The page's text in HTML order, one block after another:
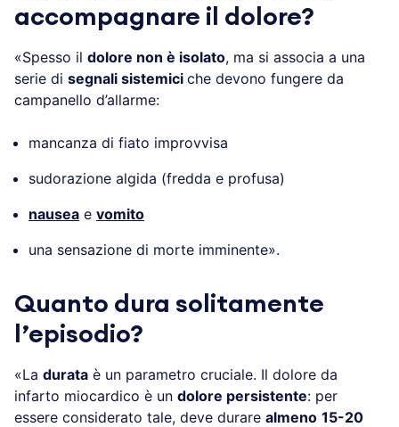
accompagnare il dolore?
«Spesso il dolore non è isolato, ma si associa a una
serie di segnali sistemici che devono fungere da
campanello d’allarme:
mancanza di fiato improvvisa
sudorazione algida (fredda e profusa)
nausea e vomito
una sensazione di morte imminente».
Quanto dura solitamente
l’episodio?
«La durata è un parametro cruciale. Il dolore da
infarto miocardico è un dolore persistente: per
essere considerato tale, deve durare almeno 15-20